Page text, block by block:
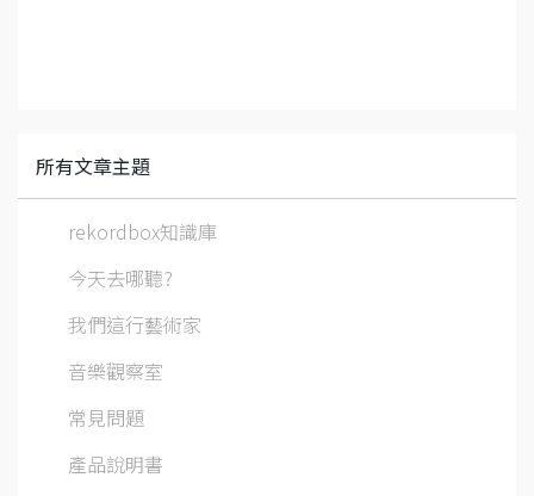
所有文章主題
rekordbox知識庫
今天去哪聽?
我們這行藝術家
音樂觀察室
常見問題
產品說明書